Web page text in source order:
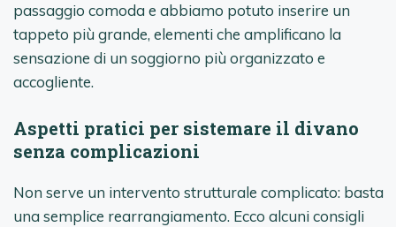
passaggio comoda e abbiamo potuto inserire un
tappeto più grande, elementi che amplificano la
sensazione di un soggiorno più organizzato e
accogliente.
Aspetti pratici per sistemare il divano
senza complicazioni
Non serve un intervento strutturale complicato: basta
una semplice rearrangiamento. Ecco alcuni consigli